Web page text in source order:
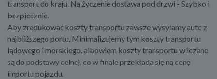
transport do kraju. Na życzenie dostawa pod drzwi - Szybko i
bezpiecznie.
Aby zredukować koszty transportu zawsze wysyłamy auto z
najbliższego portu. Minimalizujemy tym koszty transportu
lądowego i morskiego, albowiem koszty transportu wliczane
są do podstawy celnej, co w finale przekłada się na cenę
importu pojazdu.